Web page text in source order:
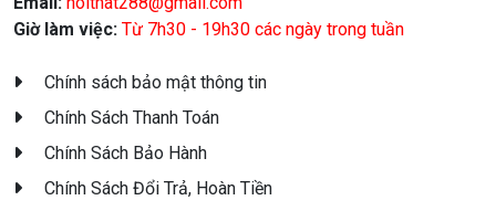
Giờ làm việc: Từ 7h30 - 19h30 các ngày trong tuần
Chính sách bảo mật thông tin
Chính Sách Thanh Toán
Chính Sách Bảo Hành
Chính Sách Đổi Trả, Hoàn Tiền